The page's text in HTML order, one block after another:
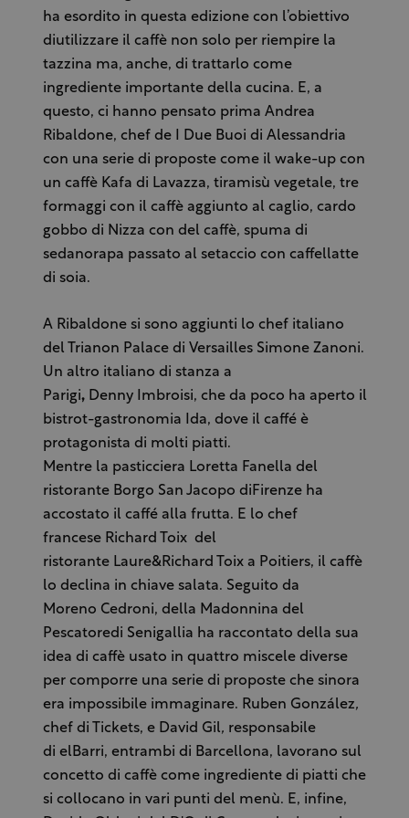
ha esordito in questa edizione con l’obiettivo
diutilizzare il caffè non solo per riempire la
tazzina ma, anche, di trattarlo come
ingrediente importante della cucina. E, a
questo, ci hanno pensato prima Andrea
Ribaldone, chef de I Due Buoi di Alessandria
con una serie di proposte come il wake-up con
un caffè Kafa di Lavazza, tiramisù vegetale, tre
formaggi con il caffè aggiunto al caglio, cardo
gobbo di Nizza con del caffè, spuma di
sedanorapa passato al setaccio con caffellatte
di soia.
A Ribaldone si sono aggiunti lo chef italiano
del Trianon Palace di Versailles Simone Zanoni.
Un altro italiano di stanza a
Parigi,Denny Imbroisi, che da poco ha aperto il
bistrot-gastronomia Ida, dove il caffé è
protagonista di molti piatti.
Mentre la pasticciera Loretta Fanella del
ristorante Borgo San Jacopo diFirenze ha
accostato il caffé alla frutta. E lo chef
francese Richard Toix del
ristorante Laure&Richard Toix a Poitiers, il caffè
lo declina in chiave salata. Seguito da
Moreno Cedroni, della Madonnina del
Pescatoredi Senigallia ha raccontato della sua
idea di caffè usato in quattro miscele diverse
per comporre una serie di proposte che sinora
era impossibile immaginare. Ruben González,
chef di Tickets, e David Gil, responsabile
di elBarri, entrambi di Barcellona, lavorano sul
concetto di caffè come ingrediente di piatti che
si collocano in vari punti del menù. E, infine,